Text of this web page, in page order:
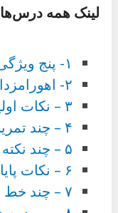
لینک همه درس‌ها
۱- پنج ویژگی اصلی خط میخی
۲- اهورامزدا در کتیبه داریوش
۳ – نکات اولیه خط
۴ – چند تمرین
۵ – چند نکته پایانی دیگر
۶ – نکات پایانی خط
۷ – چند خط از کتیبه‌ی داریوش